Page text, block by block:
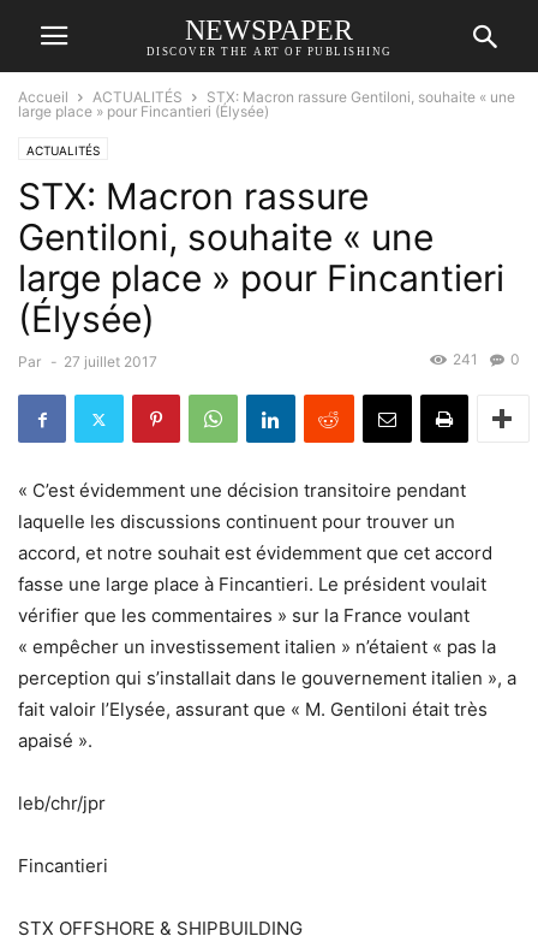
NEWSPAPER
DISCOVER THE ART OF PUBLISHING
Accueil ACTUALITÉS
STX: Macron rassure Gentiloni, souhaite « une
large place » pour Fincantieri (Élysée)
ACTUALITÉS
STX: Macron rassure
Gentiloni, souhaite « une
large place » pour Fincantieri
(Élysée)
Par - 27 juillet 2017 0
241
« C’est évidemment une décision transitoire pendant
laquelle les discussions continuent pour trouver un
accord, et notre souhait est évidemment que cet accord
fasse une large place à Fincantieri. Le président voulait
vérifier que les commentaires » sur la France voulant
« empêcher un investissement italien » n’étaient « pas la
perception qui s’installait dans le gouvernement italien », a
fait valoir l’Elysée, assurant que « M. Gentiloni était très
apaisé ».
leb/chr/jpr
Fincantieri
STX OFFSHORE & SHIPBUILDING